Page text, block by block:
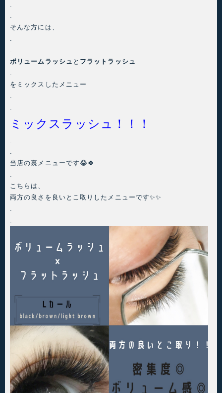
.
.
そんな方には、
.
.
ボリュームラッシュ と フラットラッシュ
.
をミックスしたメニュー
.
.
ミックスラッシュ！！！
.
.
当店の裏メニューです😂🍀
.
こちらは、
両方の良さを良いとこ取りしたメニューです✨✨
.
.